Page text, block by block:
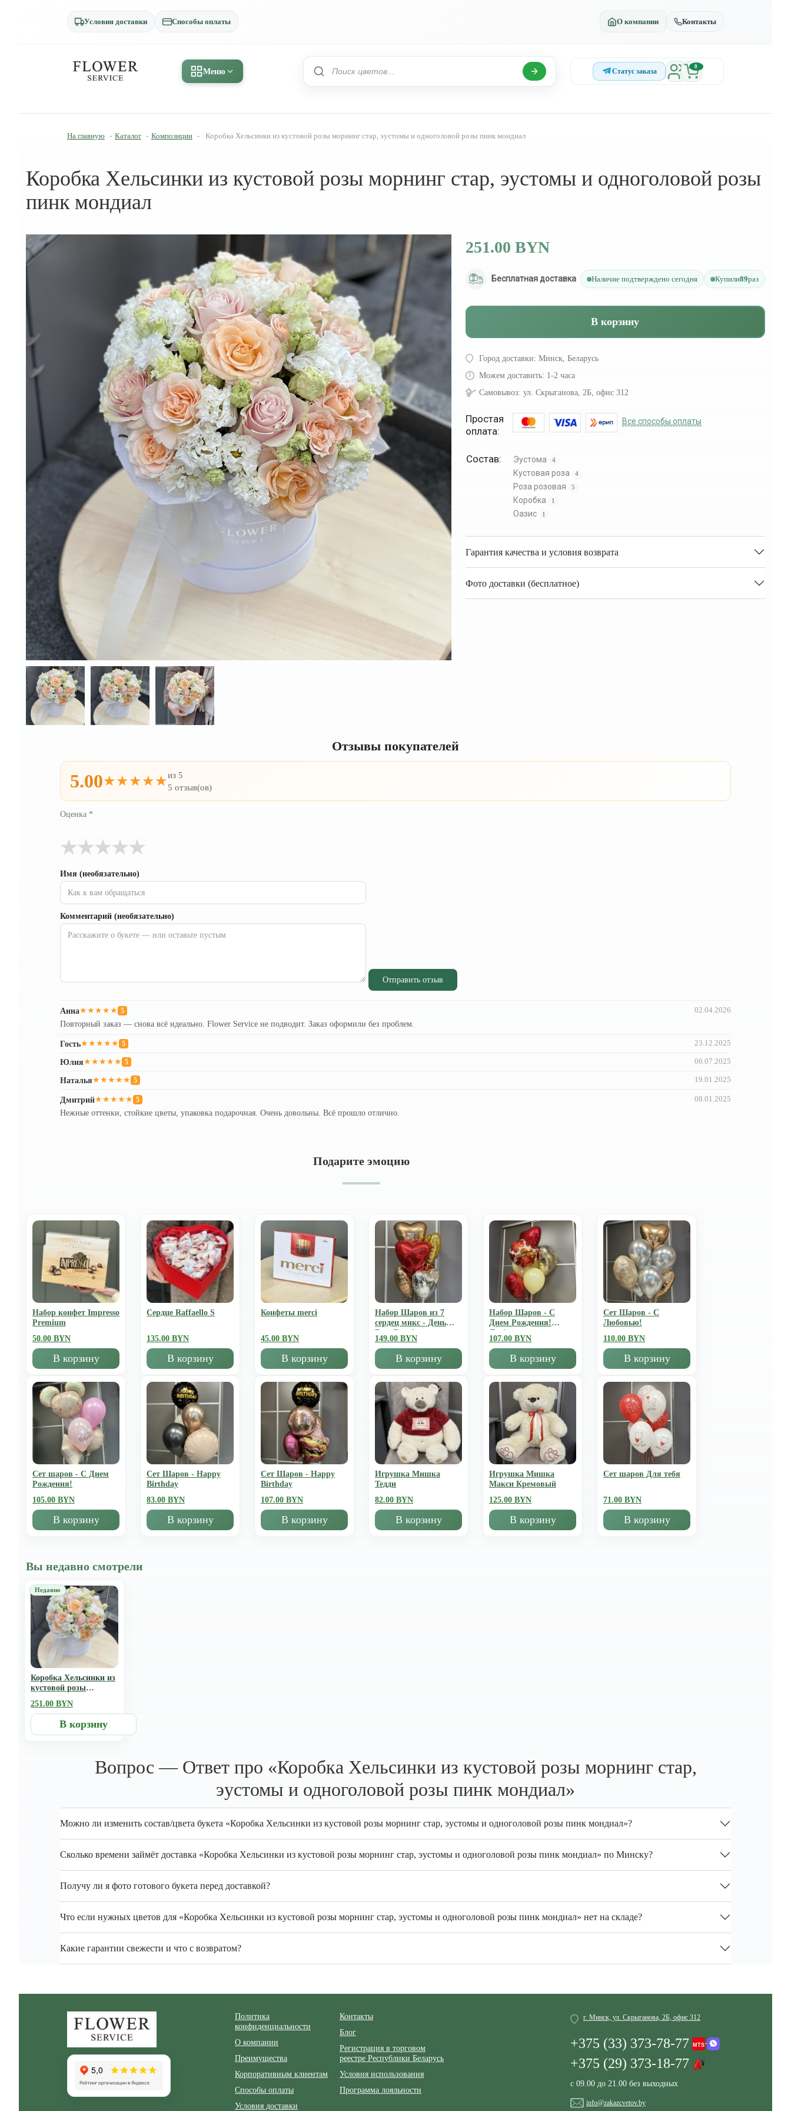
Условия доставки Способы оплаты О компании Контакты
Меню Статус заказа
0
На главную - Каталог - Композиции - Коробка Хельсинки из кустовой розы морнинг стар, эустомы и одноголовой розы пинк мондиал
Коробка Хельсинки из кустовой розы морнинг стар, эустомы и одноголовой розы
пинк мондиал
251.00 BYN
Бесплатная доставка Наличие подтверждено сегодня Купили89раз
В корзину
Город доставки: Минск, Беларусь
Можем доставить: 1-2 часа
Самовывоз: ул. Скрыганова, 2Б, офис 312
Простая
оплата:
Все способы оплаты
Состав: Эустома 4
Кустовая роза 4
Роза розовая 5
Коробка 1
Оазис 1
Гарантия качества и условия возврата
Фото доставки (бесплатное)
Отзывы покупателей
5.00★★★★★из 5
5 отзыв(ов)
Оценка *
★
★
★
★
★
Имя (необязательно)
Комментарий (необязательно)
Отправить отзыв
Анна★★★★★ 5 02.04.2026
Повторный заказ — снова всё идеально. Flower Service не подводит. Заказ оформили без проблем.
Гость★★★★★ 5 23.12.2025
Юлия★★★★★ 5 06.07.2025
Наталья★★★★★ 5 19.01.2025
Дмитрий★★★★★ 5 08.01.2025
Нежные оттенки, стойкие цветы, упаковка подарочная. Очень довольны. Всё прошло отлично.
Подарите эмоцию
Набор конфет Impresso
Premium
50.00 BYN
В корзину
Сердце Raffaello S
135.00 BYN
В корзину
Конфеты merci
45.00 BYN
В корзину
Набор Шаров из 7
сердец микс - День
Всех Влюбленных
149.00 BYN
В корзину
Набор Шаров - С
Днем Рождения!
Люблю
107.00 BYN
В корзину
Сет Шаров - С
Любовью!
110.00 BYN
В корзину
Сет шаров - С Днем
Рождения!
105.00 BYN
В корзину
Сет Шаров - Happy
Birthday
83.00 BYN
В корзину
Сет Шаров - Happy
Birthday
107.00 BYN
В корзину
Игрушка Мишка
Тедди
82.00 BYN
В корзину
Игрушка Мишка
Mакси Кремовый
125.00 BYN
В корзину
Сет шаров Для тебя
71.00 BYN
В корзину
Вы недавно смотрели
Коробка Хельсинки из
кустовой розы
и одноголовой розы
пинк мондиал
251.00 BYN
В корзину
Вопрос — Ответ про «Коробка Хельсинки из кустовой розы морнинг стар,
эустомы и одноголовой розы пинк мондиал»
Можно ли изменить состав/цвета букета «Коробка Хельсинки из кустовой розы морнинг стар, эустомы и одноголовой розы пинк мондиал»?
Сколько времени займёт доставка «Коробка Хельсинки из кустовой розы морнинг стар, эустомы и одноголовой розы пинк мондиал» по Минску?
Получу ли я фото готового букета перед доставкой?
Что если нужных цветов для «Коробка Хельсинки из кустовой розы морнинг стар, эустомы и одноголовой розы пинк мондиал» нет на складе?
Какие гарантии свежести и что с возвратом?
Политика
конфиденциальности
О компании
Преимущества
Корпоративным клиентам
Способы оплаты
Условия доставки
Контакты
Блог
Регистрация в торговом
реестре Республики Беларусь
Условия использования
Программа лояльности
г. Минск, ул. Скрыганова, 2Б, офис 312
+375 (33) 373-78-77
+375 (29) 373-18-77
с 09.00 до 21.00 без выходных
info@zakazcvetov.by